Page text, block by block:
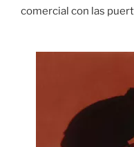
comercial con las